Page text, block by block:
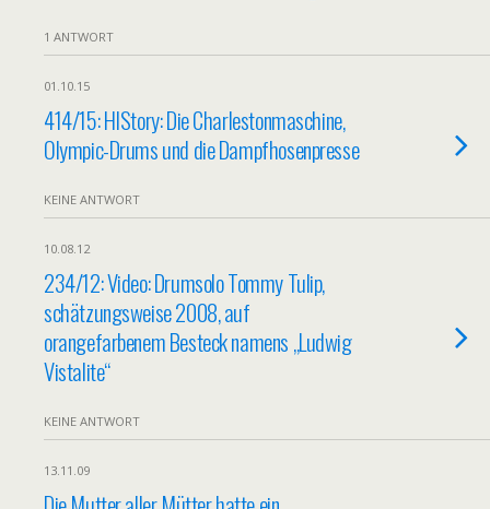
1 ANTWORT
01.10.15
414/15: HIStory: Die Charlestonmaschine,
Olympic-Drums und die Dampfhosenpresse
KEINE ANTWORT
10.08.12
234/12: Video: Drumsolo Tommy Tulip,
schätzungsweise 2008, auf
orangefarbenem Besteck namens „Ludwig
Vistalite“
KEINE ANTWORT
13.11.09